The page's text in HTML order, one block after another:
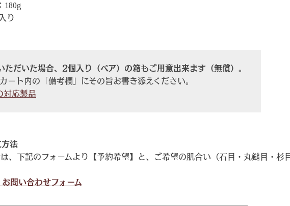
180g
り
だいた場合、2個入り（ペア）の箱もご用意出来ます（無償）。
ート内の「備考欄」にその旨お書き添えください。
対応製品
方法
、下記のフォームより【予約希望】と、ご希望の肌合い（石目・丸鎚目・杉
問い合わせフォーム